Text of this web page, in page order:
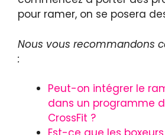
pour ramer, on se posera
Nous vous recommandons
:
Peut-on intégrer le
dans un programme
CrossFit ?